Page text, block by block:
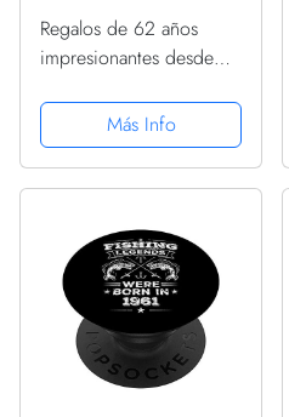
Regalos de 62 años
impresionantes desde
cumpleaños PopSockets
PopGrip Intercambiable
Más Info